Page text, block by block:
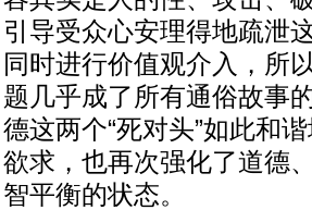
引导受众心安理得地疏泄
同时进行价值观介入，所
题几乎成了所有通俗故事
德这两个“死对头”如此和
欲求，也再次强化了道德
智平衡的状态。